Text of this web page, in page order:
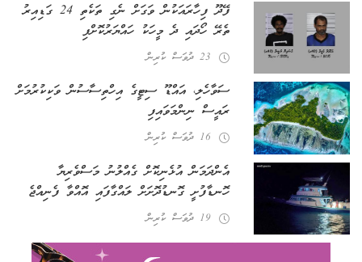
ފޭދޫ ފިހާރައަކުން ވަގަށް ނެގި ތަކެތި 24 ގަޑިއިރު
ތެރޭ ހޯދައި ދެ މީހަކު ހައްޔަރުކޮށްފި
23 ދުވަސް ކުރިން
ސަވާހެލި، އައްޑޫ ސިޓީގެ އިހްތިސާސުން ވަކިކުރުމަށް
ރައީސް ނިންމަވައިފި
16 ދުވަސް ކުރިން
އެންދަމަން އުޅެނިކޮށް ގެއްލުނު މަސްވެރިޔާ
ހޮނޑާފުށީ ގޮނޑުދޮށަށް ލައްގާފައި އޮއްވާ ފެނިއްޖެ
19 ދުވަސް ކުރިން